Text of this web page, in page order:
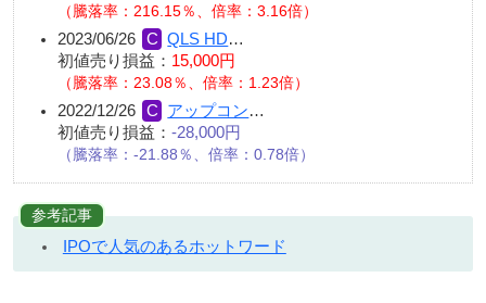
（騰落率：216.15％、倍率：3.16倍）
2023/06/26 QLS HD…
初値売り損益： 15,000円
（騰落率：23.08％、倍率：1.23倍）
2022/12/26 アップコン…
初値売り損益： -28,000円
（騰落率：-21.88％、倍率：0.78倍）
参考記事
IPOで人気のあるホットワード